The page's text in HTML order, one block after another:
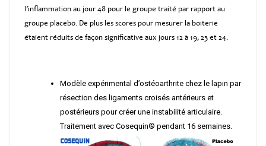
l’inflammation au jour 48 pour le groupe traité par rapport au
groupe placebo. De plus les scores pour mesurer la boiterie
étaient réduits de façon significative aux jours 12 à 19, 23 et 24.
Modèle expérimental d’ostéoarthrite chez le lapin par
résection des ligaments croisés antérieurs et
postérieurs pour créer une instabilité articulaire.
Traitement avec Cosequin® pendant 16 semaines.